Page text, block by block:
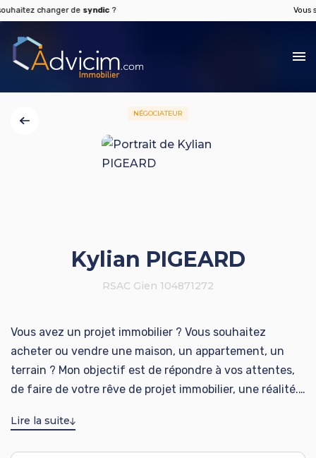
changer desyndic? Vous
NÉGOCIATEUR
Kylian PIGEARD
RSAC Gien 104871272
Vous avez un projet immobilier ? Vous souhaitez
acheter ou vendre une maison, un appartement, un
terrain ? Mon objectif est de répondre à vos attentes,
de faire de votre rêve de projet immobilier, une réalité.
est la garantie d'un projet abouti et réussi. Je serai
Lire la suite